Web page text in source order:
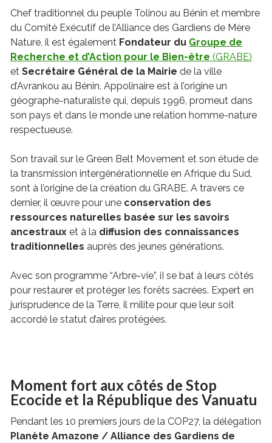
Chef traditionnel du peuple Tolinou au Bénin et membre
du Comité Exécutif de l’Alliance des Gardiens de Mère
Nature, il est également Fondateur du Groupe de
Recherche et d’Action pour le Bien-être (GRABE)
et Secrétaire Général de la Mairie de la ville
d’Avrankou au Bénin. Appolinaire est à l’origine un
géographe-naturaliste qui, depuis 1996, promeut dans
son pays et dans le monde une relation homme-nature
respectueuse.
Son travail sur le Green Belt Movement et son étude de
la transmission intergénérationnelle en Afrique du Sud,
sont à l’origine de la création du GRABE. A travers ce
dernier, il œuvre pour une conservation des
ressources naturelles basée sur les savoirs
ancestrauxet à ladiffusion des connaissances
traditionnelles auprès des jeunes générations.
Avec son programme “Arbre-vie”, iI se bat à leurs côtés
pour restaurer et protéger les forêts sacrées. Expert en
jurisprudence de la Terre, il milite pour que leur soit
accordé le statut d’aires protégées.
Moment fort aux côtés de Stop
Ecocide et la République des Vanuatu
Pendant les 10 premiers jours de la COP27, la délégation
Planète Amazone / Alliance des Gardiens de